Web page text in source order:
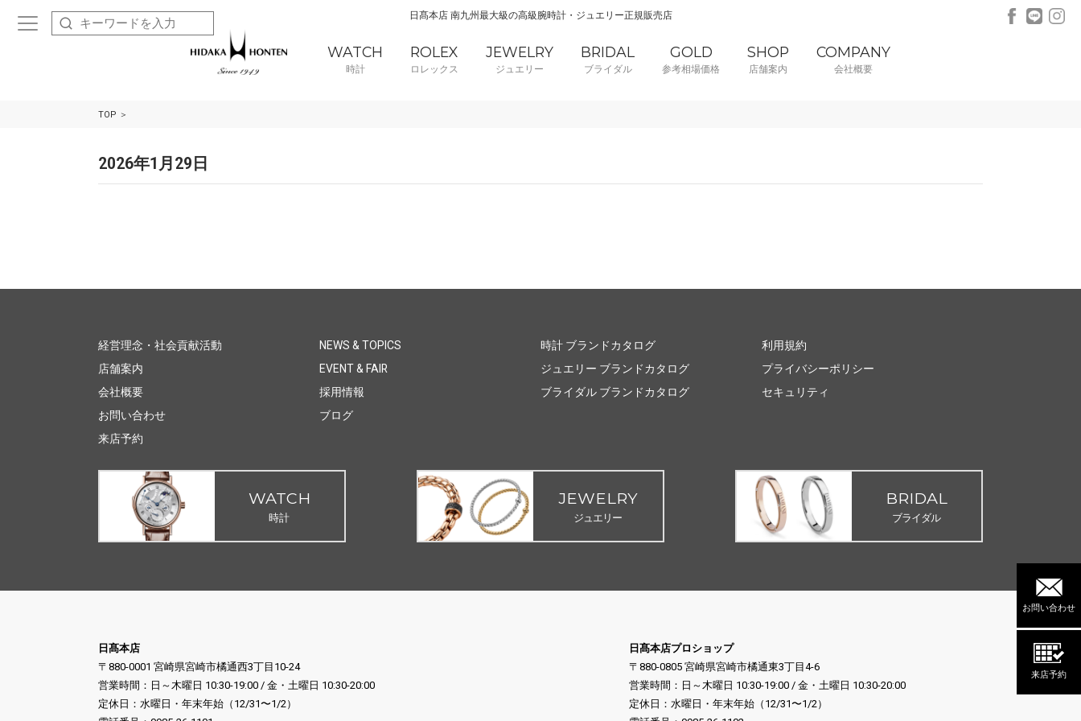
日髙本店 南九州最大級の高級腕時計・ジュエリー正規販売店
WATCH
時計
ROLEX
ロレックス
JEWELRY
ジュエリー
BRIDAL
ブライダル
GOLD
参考相場価格
SHOP
店舗案内
COMPANY
会社概要
お問い合わせ
来店予約
TOP
2026年1月29日
経営理念・社会貢献活動
店舗案内
会社概要
お問い合わせ
来店予約
NEWS & TOPICS
EVENT & FAIR
採用情報
ブログ
時計 ブランドカタログ
ジュエリー ブランドカタログ
ブライダル ブランドカタログ
利用規約
プライバシーポリシー
セキュリティ
WATCH
時計
JEWELRY
ジュエリー
BRIDAL
ブライダル
日髙本店
〒880-0001 宮崎県宮崎市橘通西3丁目10-24
営業時間：日～木曜日 10:30-19:00 / 金・土曜日 10:30-20:00
定休日：水曜日・年末年始（12/31〜1/2）
日髙本店プロショップ
〒880-0805 宮崎県宮崎市橘通東3丁目4-6
営業時間：日～木曜日 10:30-19:00 / 金・土曜日 10:30-20:00
定休日：水曜日・年末年始（12/31〜1/2）